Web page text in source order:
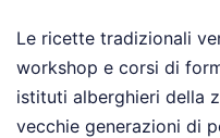
Le ricette tradizionali
workshop e corsi di
istituti alberghieri della
vecchie generazioni di